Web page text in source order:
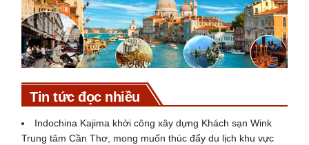
Tin tức đọc nhiều
Indochina Kajima khởi công xây dựng Khách sạn Wink
Trung tâm Cần Thơ, mong muốn thúc đẩy du lịch khu vực